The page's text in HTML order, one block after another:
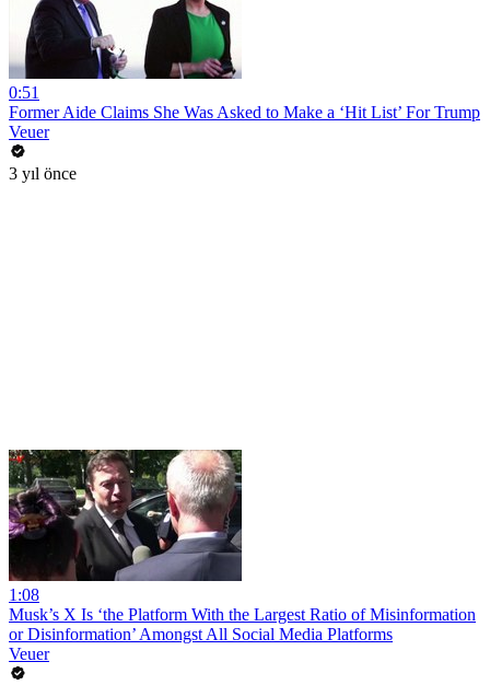
0:51
Former Aide Claims She Was Asked to Make a ‘Hit List’ For Trump
Veuer
3 yıl önce
1:08
Musk’s X Is ‘the Platform With the Largest Ratio of Misinformation
or Disinformation’ Amongst All Social Media Platforms
Veuer